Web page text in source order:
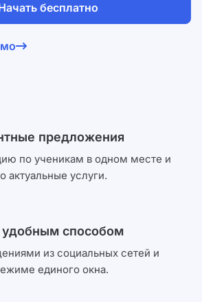
бесплатно
.
предложения
по ученикам в одном месте и
актуальные услуги.
способом
из социальных сетей и
единого окна.